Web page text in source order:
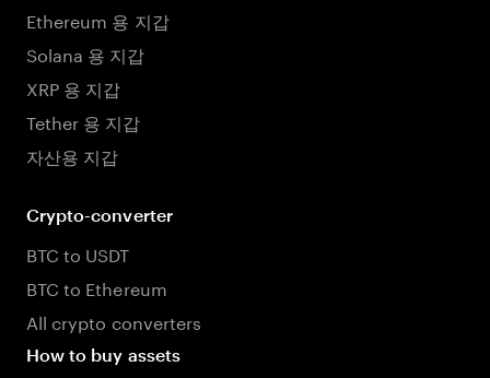
Ethereum 용 지갑
Solana 용 지갑
XRP 용 지갑
Tether 용 지갑
자산용 지갑
Crypto-converter
BTC to USDT
BTC to Ethereum
All crypto converters
How to buy assets